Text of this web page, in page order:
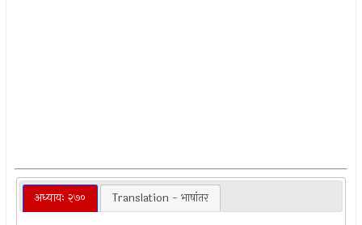
अध्यायः २७० Translation - भाषांतर